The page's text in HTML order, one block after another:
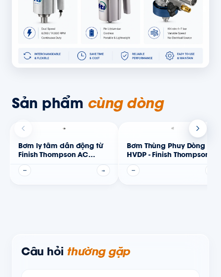
Sản phẩm cùng dòng
Bơm ly tâm dẫn động từ
Finish Thompson AC
Series
—
→
Bơm Thùng Phuy Dòng
HVDP - Finish Thompson
—
Câu hỏi thường gặp